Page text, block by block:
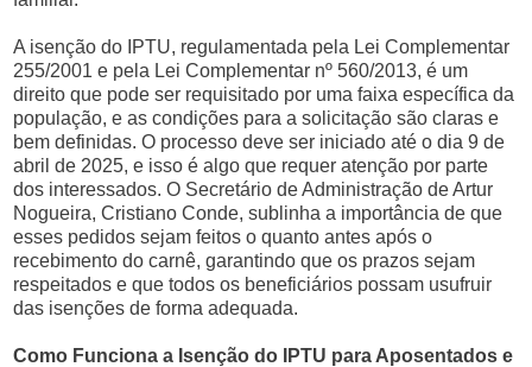
A isenção do IPTU, regulamentada pela Lei Complementar
255/2001 e pela Lei Complementar nº 560/2013, é um
direito que pode ser requisitado por uma faixa específica da
população, e as condições para a solicitação são claras e
bem definidas. O processo deve ser iniciado até o dia 9 de
abril de 2025, e isso é algo que requer atenção por parte
dos interessados. O Secretário de Administração de Artur
Nogueira, Cristiano Conde, sublinha a importância de que
esses pedidos sejam feitos o quanto antes após o
recebimento do carnê, garantindo que os prazos sejam
respeitados e que todos os beneficiários possam usufruir
das isenções de forma adequada.
Como Funciona a Isenção do IPTU para Aposentados e